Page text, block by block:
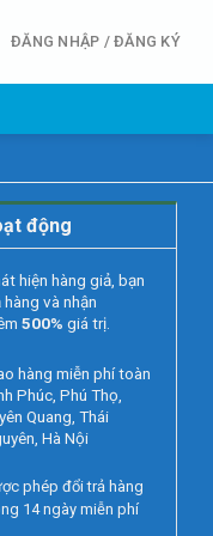
ĐĂNG NHẬP / ĐĂNG KÝ
động
hiện hàng giả, bạn
hàng và nhận
500% giá trị.
hàng miễn phí toàn
Phúc, Phú Thọ,
Quang, Thái
Hà Nội
phép đổi trả hàng
14 ngày miễn phí